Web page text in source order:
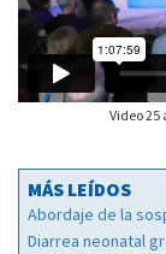
Video
MÁS LEÍDOS
Abordaje de la
Diarrea neonatal